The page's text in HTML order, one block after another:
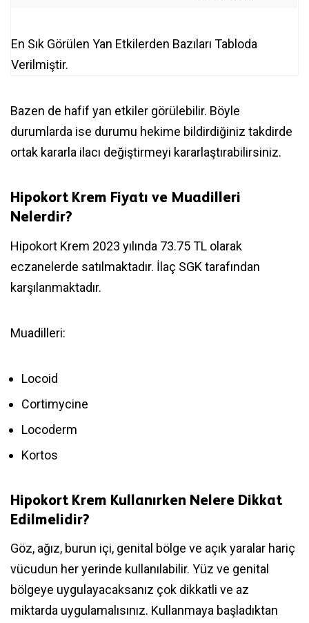
En Sık Görülen Yan Etkilerden Bazıları Tabloda
Verilmiştir.
Bazen de hafif yan etkiler görülebilir. Böyle
durumlarda ise durumu hekime bildirdiğiniz takdirde
ortak kararla ilacı değiştirmeyi kararlaştırabilirsiniz.
Hipokort Krem Fiyatı ve Muadilleri
Nelerdir?
Hipokort Krem 2023 yılında 73.75 TL olarak
eczanelerde satılmaktadır. İlaç SGK tarafından
karşılanmaktadır.
Muadilleri:
Locoid
Cortimycine
Locoderm
Kortos
Hipokort Krem Kullanırken Nelere Dikkat
Edilmelidir?
Göz, ağız, burun içi, genital bölge ve açık yaralar hariç
vücudun her yerinde kullanılabilir. Yüz ve genital
bölgeye uygulayacaksanız çok dikkatli ve az
miktarda uygulamalısınız. Kullanmaya başladıktan